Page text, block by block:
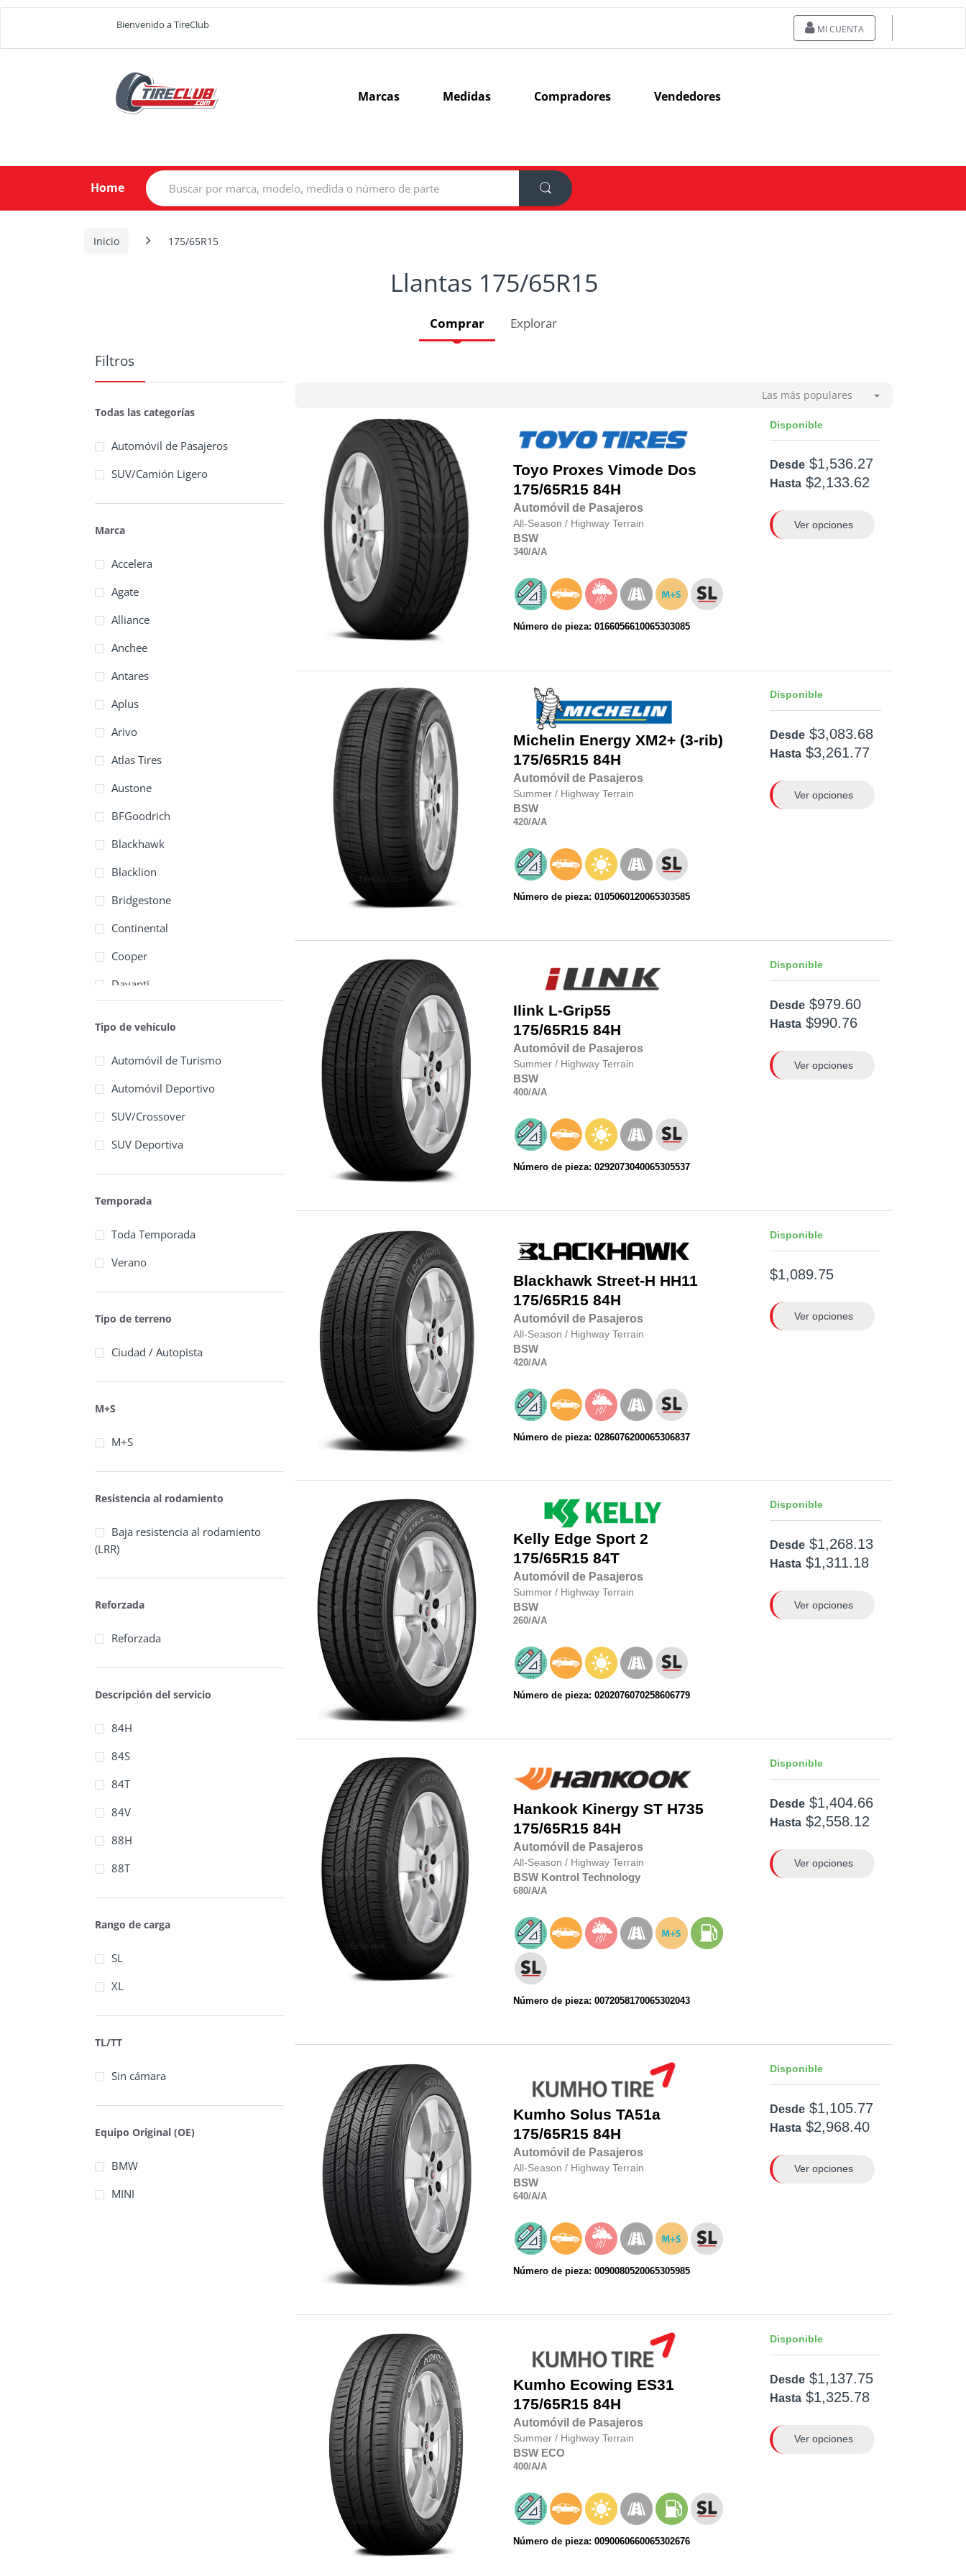
Bienvenido a TireClub MI CUENTA
Marcas Medidas Compradores Vendedores
Home
Search
for:
Inicio 175/65R15
Llantas 175/65R15
Comprar Explorar
Las más populares
Toyo Proxes Vimode Dos
175/65R15 84H
Automóvil de Pasajeros
All-Season / Highway Terrain
BSW
340/A/A
Número de pieza: 0166056610065303085
Disponible
Desde $1,536.27
Hasta $2,133.62
Ver opciones
Michelin Energy XM2+ (3-rib)
175/65R15 84H
Automóvil de Pasajeros
Summer / Highway Terrain
BSW
420/A/A
Número de pieza: 0105060120065303585
Disponible
Desde $3,083.68
Hasta $3,261.77
Ver opciones
Ilink L-Grip55
175/65R15 84H
Automóvil de Pasajeros
Summer / Highway Terrain
BSW
400/A/A
Número de pieza: 0292073040065305537
Disponible
Desde $979.60
Hasta $990.76
Ver opciones
Blackhawk Street-H HH11
175/65R15 84H
Automóvil de Pasajeros
All-Season / Highway Terrain
BSW
420/A/A
Número de pieza: 0286076200065306837
Disponible
$1,089.75
Ver opciones
Kelly Edge Sport 2
175/65R15 84T
Automóvil de Pasajeros
Summer / Highway Terrain
BSW
260/A/A
Número de pieza: 0202076070258606779
Disponible
Desde $1,268.13
Hasta $1,311.18
Ver opciones
Hankook Kinergy ST H735
175/65R15 84H
Automóvil de Pasajeros
All-Season / Highway Terrain
BSW Kontrol Technology
680/A/A
Número de pieza: 0072058170065302043
Disponible
Desde $1,404.66
Hasta $2,558.12
Ver opciones
Kumho Solus TA51a
175/65R15 84H
Automóvil de Pasajeros
All-Season / Highway Terrain
BSW
640/A/A
Número de pieza: 0090080520065305985
Disponible
Desde $1,105.77
Hasta $2,968.40
Ver opciones
Kumho Ecowing ES31
175/65R15 84H
Automóvil de Pasajeros
Summer / Highway Terrain
BSW ECO
400/A/A
Número de pieza: 0090060660065302676
Disponible
Desde $1,137.75
Hasta $1,325.78
Ver opciones
Filtros
Todas las categorías
Automóvil de Pasajeros
SUV/Camión Ligero
Marca
Accelera
Agate
Alliance
Anchee
Antares
Aplus
Arivo
Atlas Tires
Austone
BFGoodrich
Blackhawk
Blacklion
Bridgestone
Continental
Cooper
Davanti
Dunlop
Euzkadi
Falken
Firemax
Forceland
Fullrun
General
Goodyear
GT Radial
Hankook
Hilo
Kelly
Kumho
Momo
Nexen
Pirelli
Roadtrack
Royal Black
Saferich
Sailun
Skyfire
Sonix
Tipo de vehículo
Automóvil de Turismo
Automóvil Deportivo
SUV/Crossover
SUV Deportiva
Temporada
Toda Temporada
Verano
Tipo de terreno
Ciudad / Autopista
M+S
M+S
Resistencia al rodamiento
Baja resistencia al rodamiento
(LRR)
Reforzada
Reforzada
Descripción del servicio
84H
84S
84T
84V
88H
88T
Rango de carga
SL
XL
TL/TT
Sin cámara
Equipo Original (OE)
BMW
MINI